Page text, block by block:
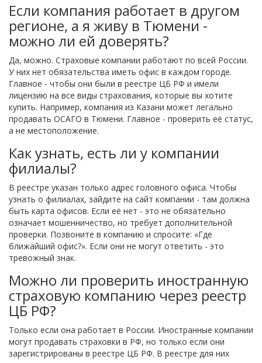
Если компания работает в другом
регионе, а я живу в Тюмени -
можно ли ей доверять?
Да, можно. Страховые компании работают по всей России.
У них нет обязательства иметь офис в каждом городе.
Главное - чтобы они были в реестре ЦБ РФ и имели
лицензию на все виды страхования, которые вы хотите
купить. Например, компания из Казани может легально
продавать ОСАГО в Тюмени. Главное - проверить её статус,
а не местоположение.
Как узнать, есть ли у компании
филиалы?
В реестре указан только адрес головного офиса. Чтобы
узнать о филиалах, зайдите на сайт компании - там должна
быть карта офисов. Если её нет - это не обязательно
означает мошенничество, но требует дополнительной
проверки. Позвоните в компанию и спросите: «Где
ближайший офис?». Если они не могут ответить - это
тревожный знак.
Можно ли проверить иностранную
страховую компанию через реестр
ЦБ РФ?
Только если она работает в России. Иностранные компании
могут продавать страховки в РФ, но только если они
зарегистрированы в реестре ЦБ РФ. В реестре для них